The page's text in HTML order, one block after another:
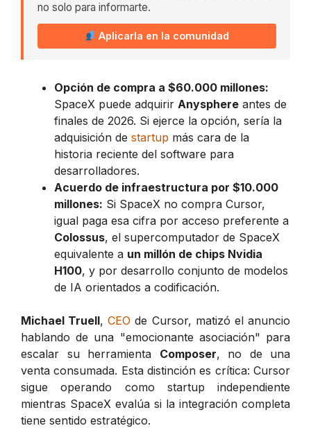
no solo para informarte.
Aplicarla en la comunidad
Opción de compra a $60.000 millones:
SpaceX puede adquirir Anysphere antes de
finales de 2026. Si ejerce la opción, sería la
adquisición de startup más cara de la
historia reciente del software para
desarrolladores.
Acuerdo de infraestructura por $10.000
millones: Si SpaceX no compra Cursor,
igual paga esa cifra por acceso preferente a
Colossus, el supercomputador de SpaceX
equivalente a un millón de chips Nvidia
H100, y por desarrollo conjunto de modelos
de IA orientados a codificación.
Michael Truell,CEO de Cursor, matizó el anuncio
hablando de una "emocionante asociación" para
escalar su herramienta Composer, no de una
venta consumada. Esta distinción es crítica: Cursor
sigue operando como startup independiente
mientras SpaceX evalúa si la integración completa
tiene sentido estratégico.